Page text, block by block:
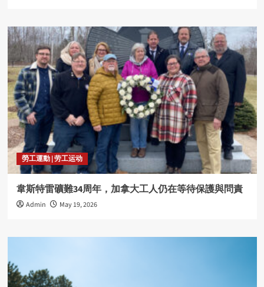
勞工運動 | 劳工运动
韋斯特雷礦難34周年，加拿大工人仍在等待保護與問責
Admin May 19, 2026